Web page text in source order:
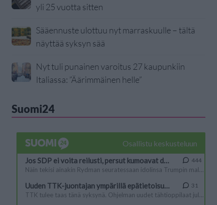
yli 25 vuotta sitten
Sääennuste ulottuu nyt marraskuulle – tältä
näyttää syksyn sää
Nyt tuli punainen varoitus 27 kaupunkiin
Italiassa: ”Äärimmäinen helle”
Suomi24